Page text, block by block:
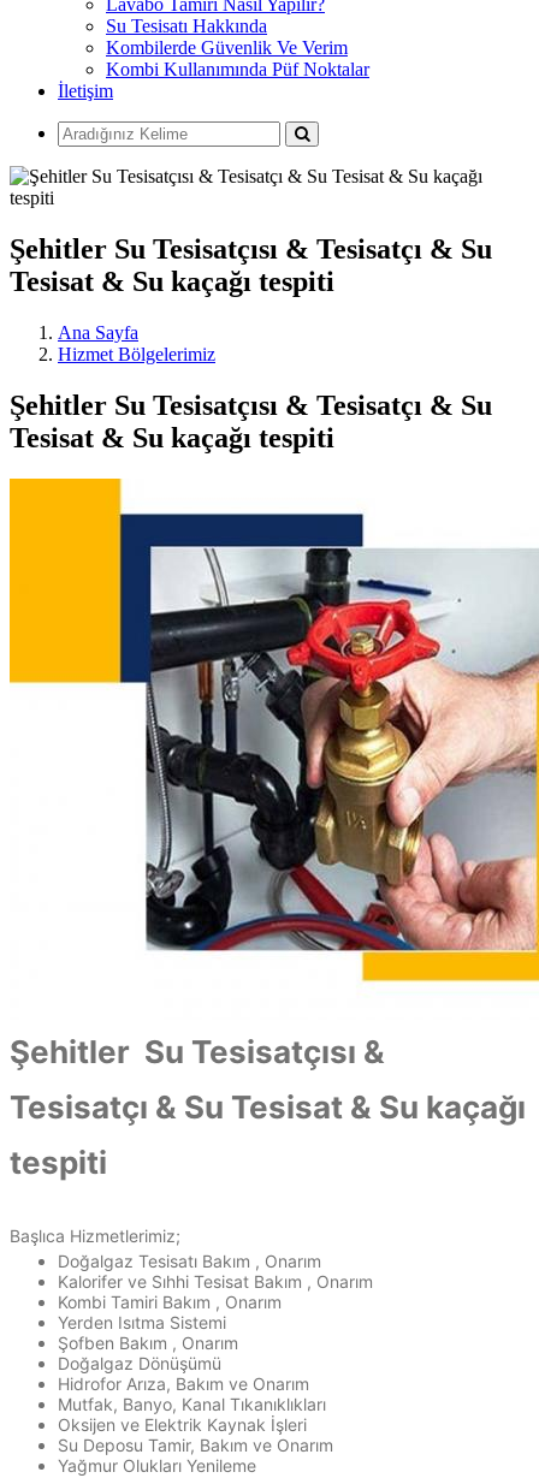
Lavabo Tamiri Nasıl Yapılır?
Su Tesisatı Hakkında
Kombilerde Güvenlik Ve Verim
Kombi Kullanımında Püf Noktalar
İletişim
Şehitler Su Tesisatçısı & Tesisatçı & Su
Tesisat & Su kaçağı tespiti
Ana Sayfa
Hizmet Bölgelerimiz
Şehitler Su Tesisatçısı & Tesisatçı & Su
Tesisat & Su kaçağı tespiti
Şehitler Su Tesisatçısı &
Tesisatçı & Su Tesisat & Su kaçağı
tespiti
Başlıca Hizmetlerimiz;
Doğalgaz Tesisatı Bakım , Onarım
Kalorifer ve Sıhhi Tesisat Bakım , Onarım
Kombi Tamiri Bakım , Onarım
Yerden Isıtma Sistemi
Şofben Bakım , Onarım
Doğalgaz Dönüşümü
Hidrofor Arıza, Bakım ve Onarım
Mutfak, Banyo, Kanal Tıkanıklıkları
Oksijen ve Elektrik Kaynak İşleri
Su Deposu Tamir, Bakım ve Onarım
Yağmur Olukları Yenileme